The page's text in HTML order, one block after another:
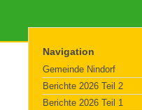
Navigation
Gemeinde Nindorf
Berichte 2026 Teil 2
Berichte 2026 Teil 1